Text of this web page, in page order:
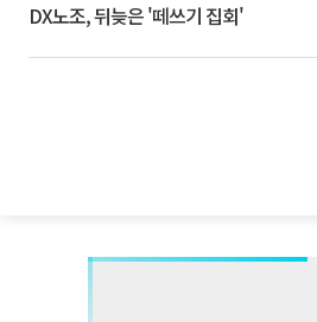
DX노조, 뒤늦은 '떼쓰기 집회'